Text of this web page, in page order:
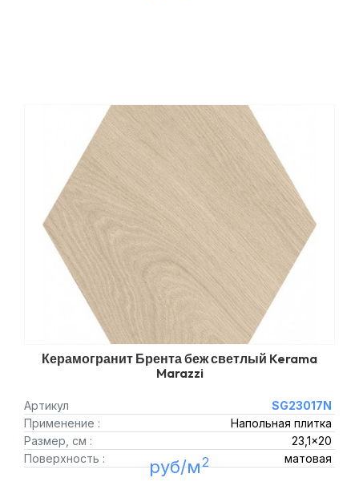
Керамогранит Брента беж светлый Kerama
Marazzi
Артикул
SG23017N
Применение :
Напольная плитка
Размер, см :
23,1x20
Поверхность :
матовая
руб/м2